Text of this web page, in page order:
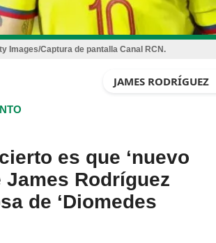
Images/Captura de pantalla Canal RCN.
JAMES RODRÍGUEZ
es que ‘nuevo
James Rodríguez
de ‘Diomedes